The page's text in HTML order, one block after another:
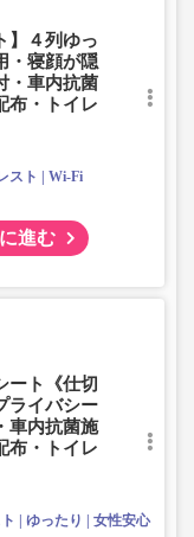
】４列ゆっ
・寝顔が隠
・車内抗菌
布・トイレ
スト
Wi-Fi
進む
ート《仕切
ライバシー
車内抗菌施
布・トイレ
ゆったり
女性安心